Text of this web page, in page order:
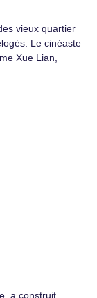
vieux quartier
Le cinéaste
Xue Lian,
a construit